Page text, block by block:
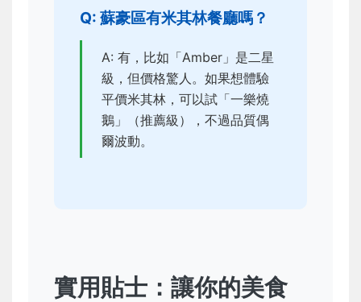
Q: 蘇豪區有米其林餐廳嗎？
A: 有，比如「Amber」是二星
級，但價格驚人。如果想體驗
平價米其林，可以試「一樂燒
鵝」（推薦級），不過品質偶
爾波動。
實用貼士：讓你的美食